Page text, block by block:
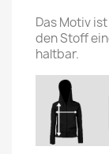
Das Motiv
den Stoff
haltbar.